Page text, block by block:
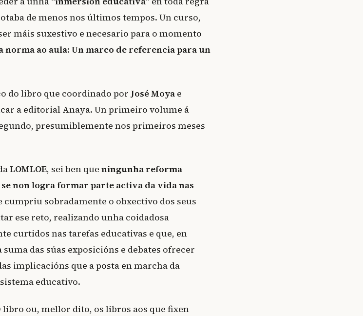
de menos nos últimos tempos. Un curso,
máis suxestivo e necesario para o momento
norma ao aula: Un marco de referencia para un
do libro que coordinado por JoséMoya e
a editorial Anaya. Un primeiro volume á
presumiblemente nos primeiros meses
LOMLOE, sei ben que ningunha reforma
non logra formar parte activa da vida nas
cumpriu sobradamente o obxectivo dos seus
ese reto, realizando unha coidadosa
curtidos nas tarefas educativas e que, en
das súas exposicións e debates ofrecer
implicacións que a posta en marcha da
educativo.
libro ou, mellor dito, os libros aos que fixen